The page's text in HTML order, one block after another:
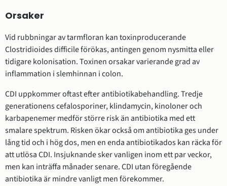
Orsaker
Vid rubbningar av tarmfloran kan toxinproducerande
Clostridioides difficile förökas, antingen genom nysmitta eller
tidigare kolonisation. Toxinen orsakar varierande grad av
inflammation i slemhinnan i colon.
CDI uppkommer oftast efter antibiotikabehandling. Tredje
generationens cefalosporiner, klindamycin, kinoloner och
karbapenemer medför större risk än antibiotika med ett
smalare spektrum. Risken ökar också om antibiotika ges under
lång tid och i hög dos, men en enda antibiotikados kan räcka för
att utlösa CDI. Insjuknande sker vanligen inom ett par veckor,
men kan inträffa månader senare. CDI utan föregående
antibiotika är mindre vanligt men förekommer.